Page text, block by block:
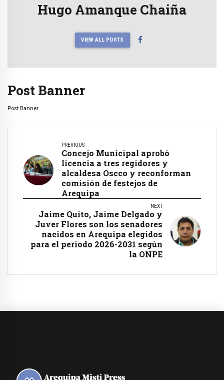
Hugo Amanque Chaiña
VIEW ALL POSTS
Post Banner
Post Banner
PREVIOUS
Concejo Municipal aprobó
licencia a tres regidores y
alcaldesa Oscco y reconforman
comisión de festejos de
Arequipa
NEXT
Jaime Quito, Jaime Delgado y
Juver Flores son los senadores
nacidos en Arequipa elegidos
para el periodo 2026-2031 según
la ONPE